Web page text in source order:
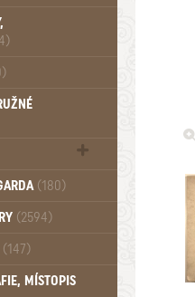
(489)
romány
(180)
(2594)
(147)
MÍSTOPIS